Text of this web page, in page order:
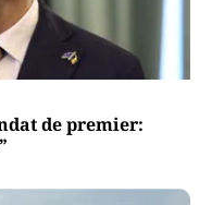
de premier: